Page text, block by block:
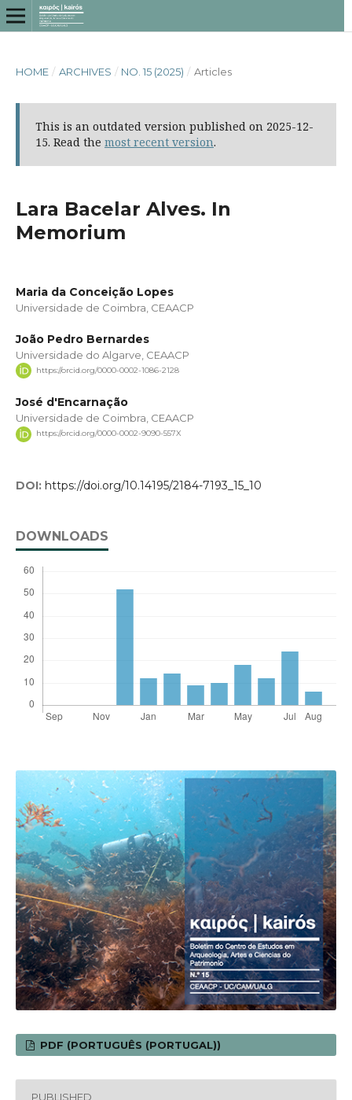
HOME / ARCHIVES / NO. 15 (2025) / Articles
This is an outdated version published on 2025-12-
15. Read the most recent version.
Lara Bacelar Alves. In
Memorium
Maria da Conceição Lopes
Universidade de Coimbra, CEAACP
João Pedro Bernardes
Universidade do Algarve, CEAACP
https://orcid.org/0000-0002-1086-2128
José d'Encarnação
Universidade de Coimbra, CEAACP
https://orcid.org/0000-0002-9090-557X
DOI: https://doi.org/10.14195/2184-7193_15_10
DOWNLOADS
PDF (PORTUGUÊS (PORTUGAL))
PUBLISHED